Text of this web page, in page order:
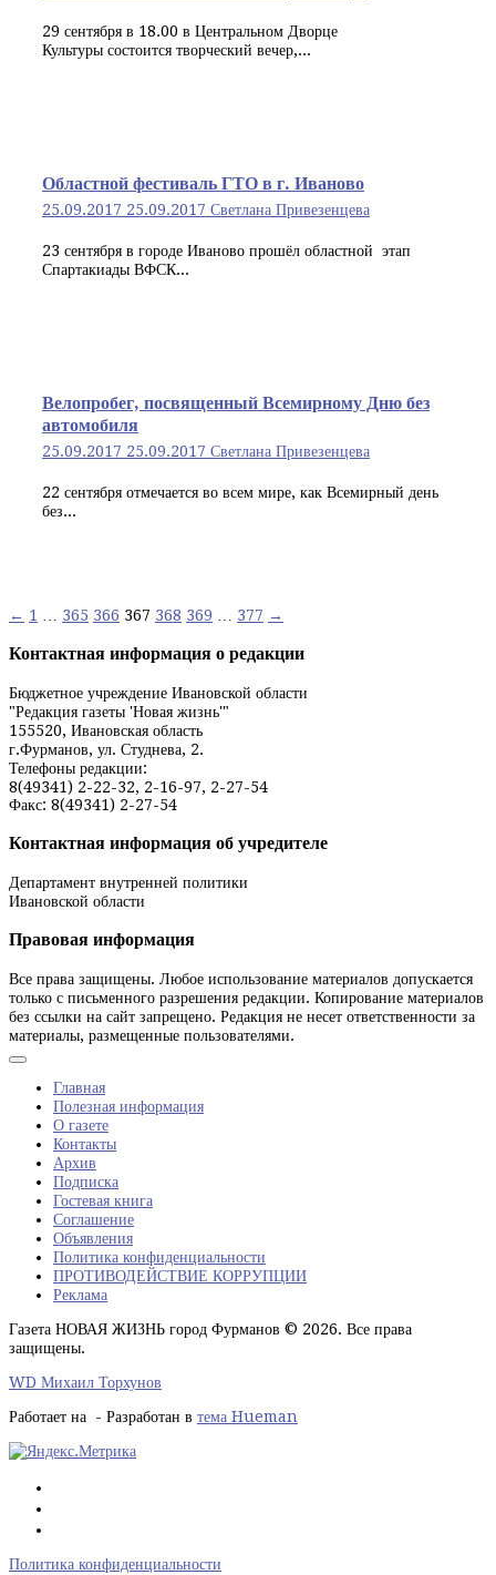
29 сентября в 18.00 в Центральном Дворце
Культуры состоится творческий вечер,...
Областной фестиваль ГТО в г. Иваново
25.09.2017 25.09.2017 Светлана Привезенцева
23 сентября в городе Иваново прошёл областной этап
Спартакиады ВФСК...
Велопробег, посвященный Всемирному Дню без
автомобиля
25.09.2017 25.09.2017 Светлана Привезенцева
22 сентября отмечается во всем мире, как Всемирный день
без...
Навигация
по
← 1 365 366 367 368 369 377 →
Контактная информация о редакции
Бюджетное учреждение Ивановской области
"Редакция газеты 'Новая жизнь'"
155520, Ивановская область
г.Фурманов, ул. Студнева, 2.
Телефоны редакции:
8(49341) 2-22-32, 2-16-97, 2-27-54
Факс: 8(49341) 2-27-54
Контактная информация об учредителе
Департамент внутренней политики
Ивановской области
Правовая информация
Все права защищены. Любое использование материалов допускается
только с письменного разрешения редакции. Копирование материалов
без ссылки на сайт запрещено. Редакция не несет ответственности за
материалы, размещенные пользователями.
Главная
Полезная информация
О газете
Контакты
Архив
Подписка
Гостевая книга
Соглашение
Объявления
Политика конфиденциальности
ПРОТИВОДЕЙСТВИЕ КОРРУПЦИИ
Реклама
Газета НОВАЯ ЖИЗНЬ город Фурманов © 2026. Все права
защищены.
WD Михаил Торхунов
Работает на - Разработан в тема Hueman
Политика конфиденциальности